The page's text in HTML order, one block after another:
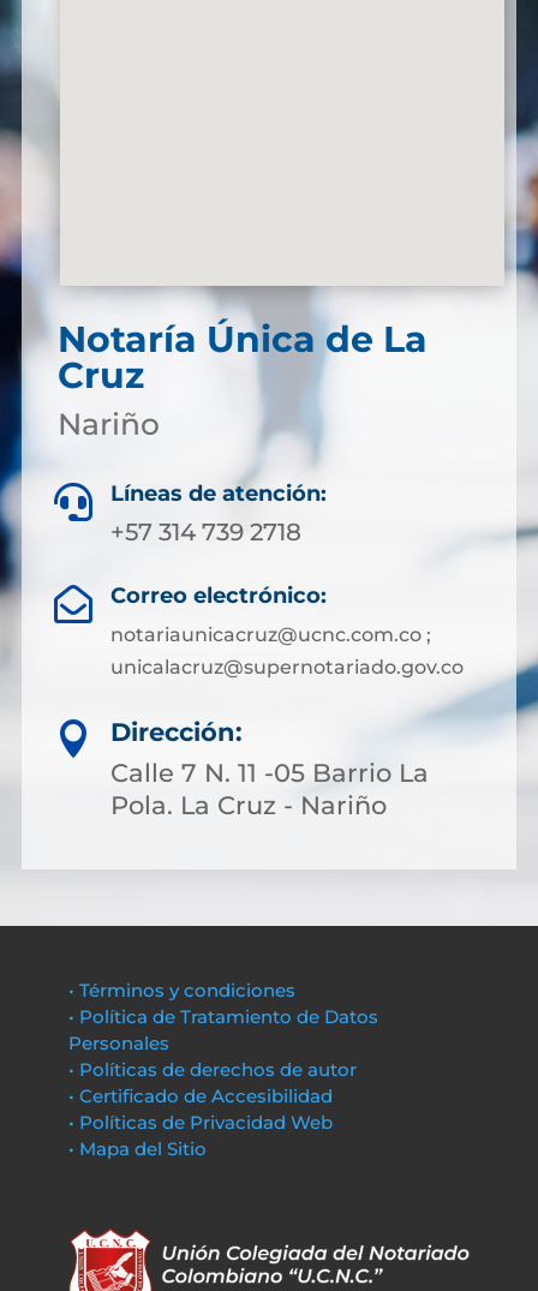
Notaría Única de La
Cruz
Nariño
 Líneas de atención:
+57 314 739 2718
 Correo electrónico:
notariaunicacruz@ucnc.com.co ;
unicalacruz@supernotariado.gov.co

Dirección:
Calle 7 N. 11 -05 Barrio La
Pola. La Cruz - Nariño
• Términos y condiciones
• Política de Tratamiento de Datos
Personales
• Políticas de derechos de autor
• Certificado de Accesibilidad
• Políticas de Privacidad Web
• Mapa del Sitio